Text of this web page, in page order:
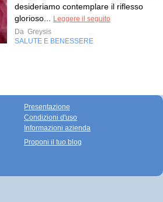
desideriamo contemplare il riflesso
glorioso...
Leggere il seguito
Da Greysis
SALUTE E BENESSERE
Presentazione
Condizioni d'uso
Informazioni azienda
Proponi il tuo blog